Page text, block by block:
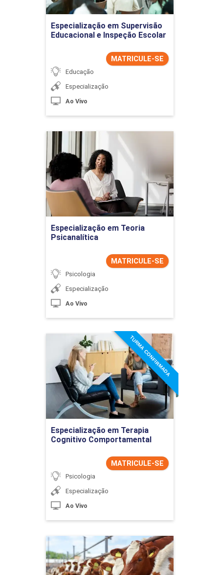
Especialização em Supervisão
Educacional e Inspeção Escolar
MATRICULE-SE
Educação
Especialização
Ao Vivo
Especialização em Teoria
Psicanalítica
MATRICULE-SE
Psicologia
Especialização
Ao Vivo
Especialização em Teoria
Psicanalítica
Detalhes do curso
Ir para Inscrição
Especialização em Terapia
Cognitivo Comportamental
TURMA CONFIRMADA
MATRICULE-SE
Psicologia
Especialização
Ao Vivo
Especialização em Terapia
Cognitivo Comportamental
Detalhes do curso
Ir para Inscrição
Estratégias de Alimentação
de Ruminantes com
Volumosos de Qualidade